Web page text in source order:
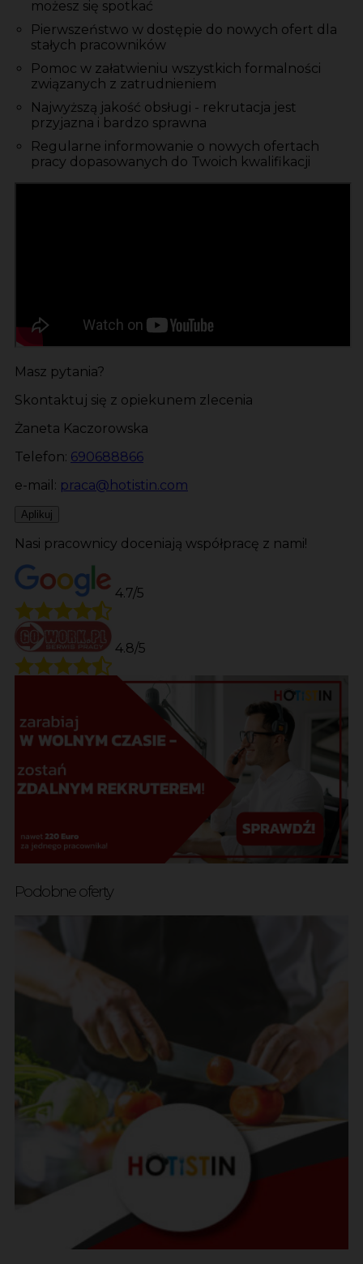
możesz się spotkać
Pierwszeństwo w dostępie do nowych ofert dla
stałych pracowników
Pomoc w załatwieniu wszystkich formalności
związanych z zatrudnieniem
Najwyższą jakość obsługi - rekrutacja jest
przyjazna i bardzo sprawna
Regularne informowanie o nowych ofertach
pracy dopasowanych do Twoich kwalifikacji
Masz pytania?
Skontaktuj się z opiekunem zlecenia
Żaneta Kaczorowska
Telefon: 690688866
e-mail: praca@hotistin.com
Aplikuj
Nasi pracownicy doceniają współpracę z nami!
4.7/5
4.8/5
Podobne oferty